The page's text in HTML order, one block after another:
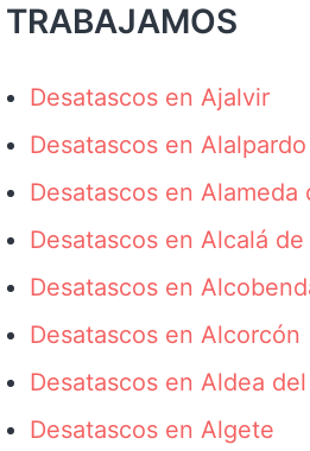
TRABAJAMOS
Desatascos en Ajalvir
Desatascos en Alalpardo
Desatascos en Alameda
Desatascos en Alcalá
Desatascos en
Desatascos en Alcorcón
Desatascos en Aldea
Desatascos en Algete